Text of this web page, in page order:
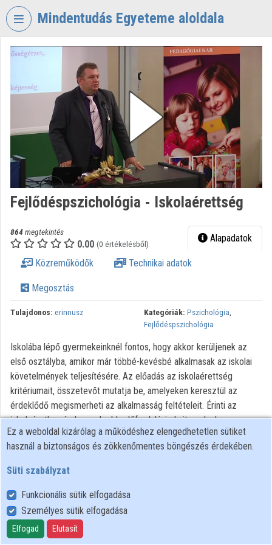
Fejléc kihagyása
Mindentudás Egyeteme aloldala
VIDEO
MINDENTUDÁS
Intézményi kezdőlap
Bejelentkezés
Intézményi felfedezés
Kategóriák
Intézményi listák
Intézmények
Közreműködők
Fejlődéspszichológia - Iskolaérettség
864megtekintés
0.00 (0 értékelésből) Alapadatok
Közreműködők Technikai adatok
Megosztás
Tulajdonos: erinnusz Kategóriák: Pszichológia,
Fejlődéspszichológia
Iskolába lépő gyermekeinknél fontos, hogy akkor kerüljenek az
első osztályba, amikor már többé-kevésbé alkalmasak az iskolai
követelmények teljesítésére. Az előadás az iskolaérettség
kritériumait, összetevőt mutatja be, amelyeken keresztül az
érdeklődő megismerheti az alkalmasság feltételeit. Érinti az
iskolaéretlenség leggyakrabb előfordulási okait, melyek
ismeretében a szülő beavatkozhat gyermeke helyes irányú
fejlesztése érdekében.
Minden jog fenntartva
Felhasználói szabályzat
Adatkezelési tájékoztató
Süti szabályzat
Ez a weboldal kizárólag a működéshez elengedhetetlen sütiket
használ a biztonságos és zökkenőmentes böngészés érdekében.
Süti szabályzat
Funkcionális sütik elfogadása
Személyes sütik elfogadása
Elfogad Elutasít